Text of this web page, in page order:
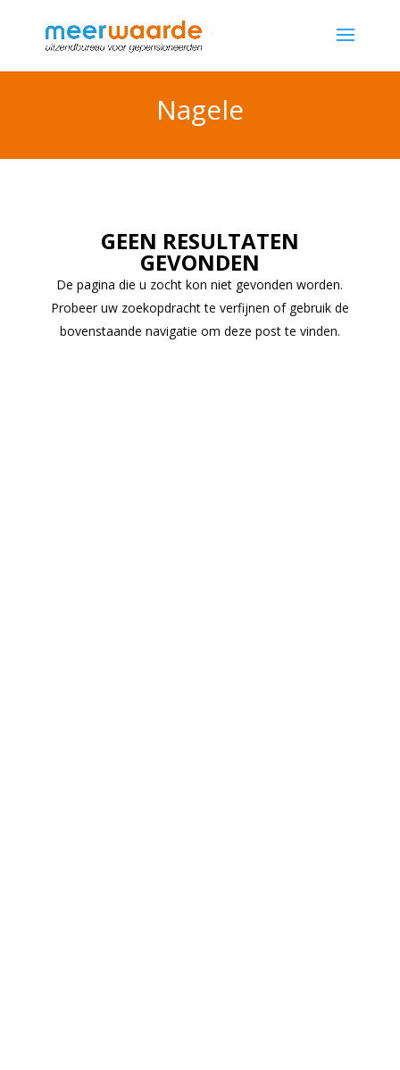
Nagele
GEEN RESULTATEN
GEVONDEN
De pagina die u zocht kon niet gevonden worden.
Probeer uw zoekopdracht te verfijnen of gebruik de
bovenstaande navigatie om deze post te vinden.